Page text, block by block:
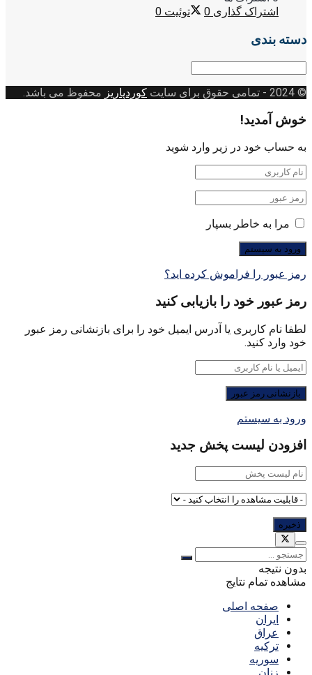
اشتراک گذاری 0 توئیت 0
دسته بندی
دسته
© 2024
- تمامی حقوق برای سایت کوردپاریز محفوظ می باشد.
خوش آمدید!
به حساب خود در زیر وارد شوید
مرا به خاطر بسپار
رمز عبور را فراموش کرده اید؟
رمز عبور خود را بازیابی کنید
لطفا نام کاربری یا آدرس ایمیل خود را برای بازنشانی رمز عبور
خود وارد کنید.
ورود به سیستم
افزودن لیست پخش جدید
بدون نتیجه
مشاهده تمام نتایج
صفحه اصلی
ایران
عراق
ترکیه
سوریه